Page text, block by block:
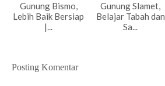
Gunung Bismo,
Lebih Baik Bersiap
|...
Gunung Slamet,
Belajar Tabah dan
Sa...
Posting Komentar